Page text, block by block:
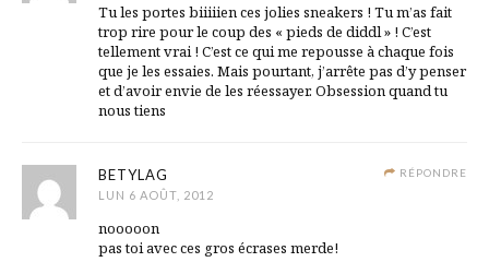
Tu les portes biiiiien ces jolies sneakers ! Tu m’as fait
trop rire pour le coup des « pieds de diddl » ! C’est
tellement vrai ! C’est ce qui me repousse à chaque fois
que je les essaies. Mais pourtant, j’arrête pas d’y penser
et d’avoir envie de les réessayer. Obsession quand tu
nous tiens
RÉPONDRE
BETYLAG
LUN 6 AOÛT, 2012
nooooon
pas toi avec ces gros écrases merde!